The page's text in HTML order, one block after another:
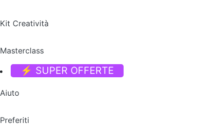
Kit Creatività
Masterclass
⚡ SUPER OFFERTE
Aiuto
Preferiti